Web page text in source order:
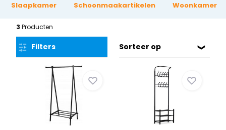
Slaapkamer Schoonmaakartikelen Woonkamer
3Producten
Filters Sorteer op